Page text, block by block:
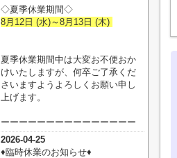
◇夏季休業期間◇
8月12日 (水)～8月13日 (木)
夏季休業期間中は大変お不便おか
けいたしますが、何卒ご了承くだ
さいますようよろしくお願い申し
上げます。
ーーーーーーーーーーーーーーー
2026-04-25
♦臨時休業のお知らせ♦